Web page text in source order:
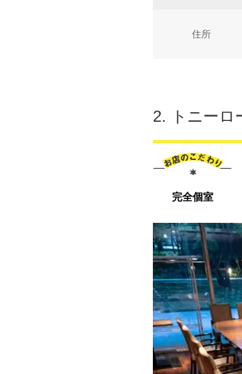
住所
2. トニー
完全個室